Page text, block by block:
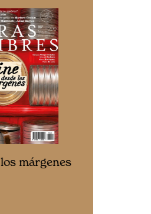
márgenes